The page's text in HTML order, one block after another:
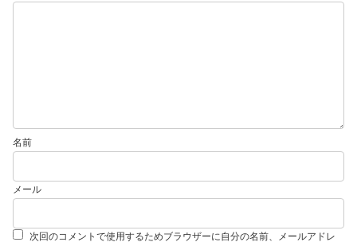
名前
メール
次回のコメントで使用するためブラウザーに自分の名前、メールアドレ